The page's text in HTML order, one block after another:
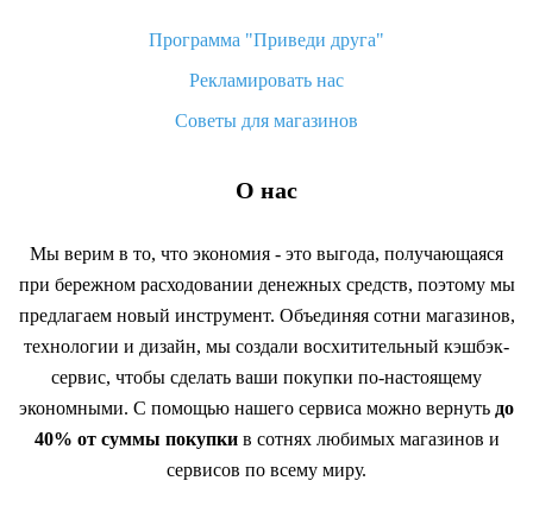
Программа "Приведи друга"
Рекламировать нас
Советы для магазинов
О нас
Мы верим в то, что экономия - это выгода, получающаяся
при бережном расходовании денежных средств, поэтому мы
предлагаем новый инструмент. Объединяя сотни магазинов,
технологии и дизайн, мы создали восхитительный кэшбэк-
сервис, чтобы сделать ваши покупки по-настоящему
экономными. С помощью нашего сервиса можно вернуть до
40% от суммы покупкив сотнях любимых магазинов и
сервисов по всему миру.